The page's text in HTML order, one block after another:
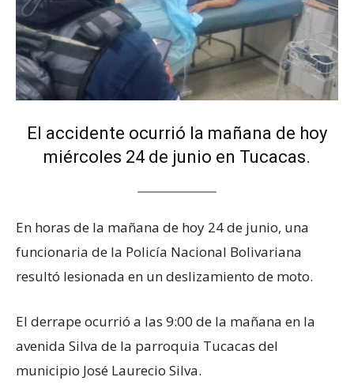
El accidente ocurrió la mañana de hoy
miércoles 24 de junio en Tucacas.
En horas de la mañana de hoy 24 de junio, una
funcionaria de la Policía Nacional Bolivariana
resultó lesionada en un deslizamiento de moto.
El derrape ocurrió a las 9:00 de la mañana en la
avenida Silva de la parroquia Tucacas del
municipio José Laurecio Silva.